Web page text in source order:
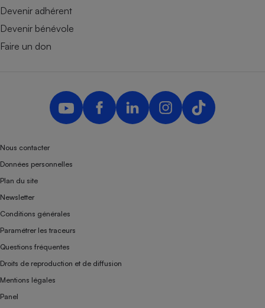
Devenir adhérent
Devenir bénévole
Faire un don
Nous contacter
Données personnelles
Plan du site
Newsletter
Conditions générales
Paramétrer les traceurs
Questions fréquentes
Droits de reproduction et de diffusion
Mentions légales
Panel